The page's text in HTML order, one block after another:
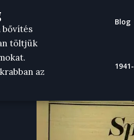
bővítés
töltjük
az
Blog